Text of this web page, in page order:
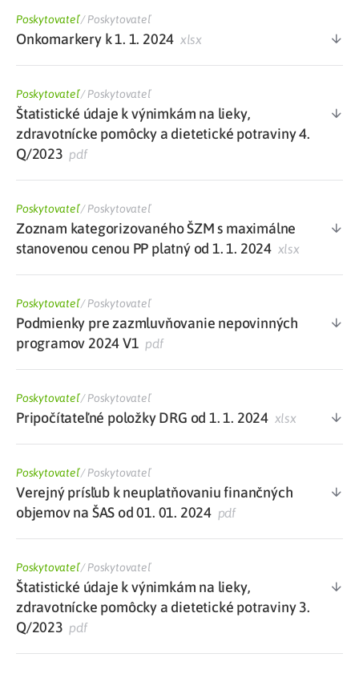
Poskytovateľ/Poskytovateľ
Onkomarkery k 1. 1. 2024 xlsx
Poskytovateľ/Poskytovateľ
Štatistické údaje k výnimkám na lieky,
zdravotnícke pomôcky a dietetické potraviny 4.
Q/2023 pdf
Poskytovateľ/Poskytovateľ
Zoznam kategorizovaného ŠZM s maximálne
stanovenou cenou PP platný od 1. 1. 2024 xlsx
Poskytovateľ/Poskytovateľ
Podmienky pre zazmluvňovanie nepovinných
programov 2024 V1 pdf
Poskytovateľ/Poskytovateľ
Pripočítateľné položky DRG od 1. 1. 2024 xlsx
Poskytovateľ/Poskytovateľ
Verejný prísľub k neuplatňovaniu finančných
objemov na ŠAS od 01. 01. 2024 pdf
Poskytovateľ/Poskytovateľ
Štatistické údaje k výnimkám na lieky,
zdravotnícke pomôcky a dietetické potraviny 3.
Q/2023 pdf